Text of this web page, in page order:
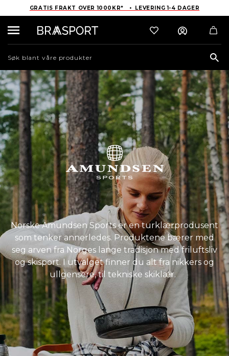
GRATIS FRAKT OVER 1000KR* • LEVERING 1-4 DAGER
Norske Amundsen Sports er en turklærprodusent
som tenker annerledes. Produktene bærer med
seg arven fra Norges lange tradisjon med friluftsliv
og skisport. I utvalget finner du alt fra nikkers og
ullgensere, til tekniske skiklær.